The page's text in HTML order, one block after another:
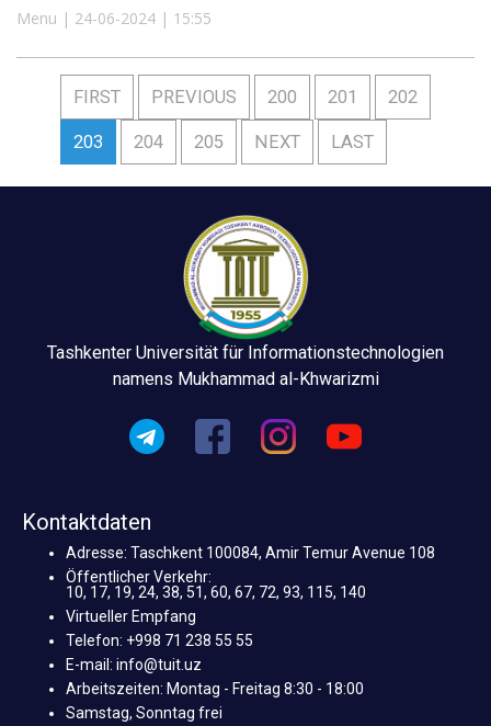
Menu | 24-06-2024 | 15:55
FIRST PREVIOUS 200 201 202
203 204 205 NEXT LAST
Tashkenter Universität für Informationstechnologien
namens Mukhammad al-Khwarizmi
Kontaktdaten
Adresse: Taschkent 100084, Amir Temur Avenue 108
Öffentlicher Verkehr:
10, 17, 19, 24, 38, 51, 60, 67, 72, 93, 115, 140
Virtueller Empfang
Telefon: +998 71 238 55 55
E-mail: info@tuit.uz
Arbeitszeiten: Montag - Freitag 8:30 - 18:00
Samstag, Sonntag frei